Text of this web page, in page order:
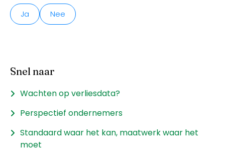
Ja Nee
Snel naar
Wachten op verliesdata?
Perspectief ondernemers
Standaard waar het kan, maatwerk waar het
moet